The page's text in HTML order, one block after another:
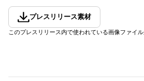
プレスリリース素材
このプレスリリース内で使われている画像ファイ